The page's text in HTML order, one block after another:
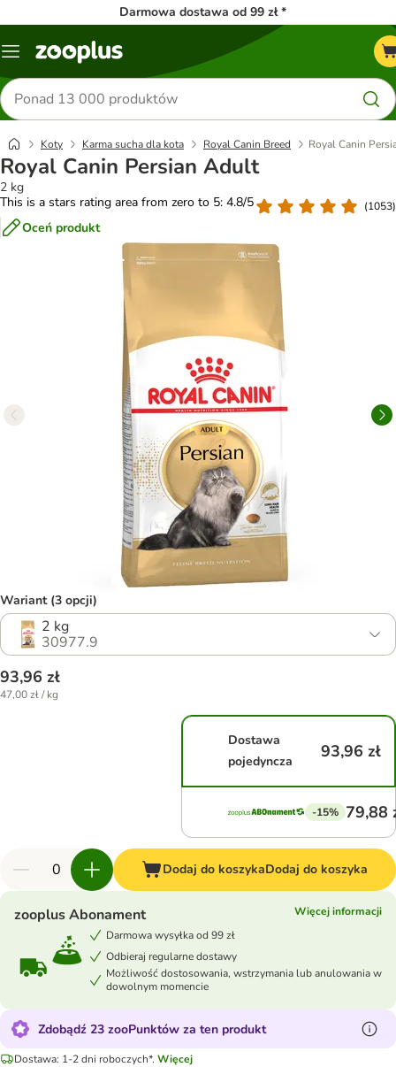
Darmowa dostawa od 99 zł *
Menu
Szukaj
produktów
Koty Karma sucha dla kota Royal Canin Breed Royal Canin
Royal Canin Persian Adult
2 kg
This is a stars rating area from zero to 5: 4.8/5
(1053)
Oceń produkt
Wariant (3 opcji)
2 kg
30977.9
93,96 zł
47,00 zł / kg
Dostawa
pojedyncza
93,96 zł
-15% 79,88
Dodaj do koszykaDodaj do koszyka
zooplus Abonament
Więcej informacji
Darmowa wysyłka od 99 zł
Odbieraj regularne dostawy
Możliwość dostosowania, wstrzymania lub anulowania w
dowolnym momencie
Zdobądź 23 zooPunktów za ten produkt
Dostawa: 1-2 dni roboczych*. Więcej